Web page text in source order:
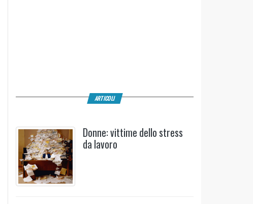
ARTICOLI
Donne: vittime dello stress
da lavoro